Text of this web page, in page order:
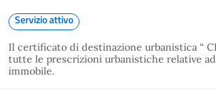
Servizio attivo
Il certificato di destinazione urbanistica “
tutte le prescrizioni urbanistiche relative ad
immobile.